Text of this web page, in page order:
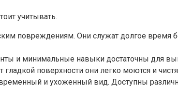
учитывать.​
повреждениям.​ Они служат долгое время
и минимальные навыки достаточны для
поверхности они легко моются и
и ухоженный вид. Доступны